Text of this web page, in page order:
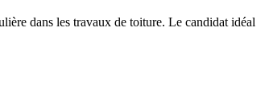
dans les travaux de toiture. Le candidat idéal